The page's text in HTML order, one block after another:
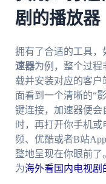
剧的播放器
拥有了合适的工具，
速器为例，整个过程
载并安装对应的客
面看到一个清晰的“
键连接，加速器便会
时，再打开你手机
频、优酷或者B站
整地呈现在你眼前
为海外看国内电视剧